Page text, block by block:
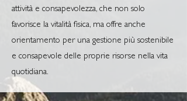
attività e consapevolezza, che non solo
favorisce la vitalità fisica, ma offre anche
orientamento per una gestione più sostenibile
e consapevole delle proprie risorse nella vita
quotidiana.